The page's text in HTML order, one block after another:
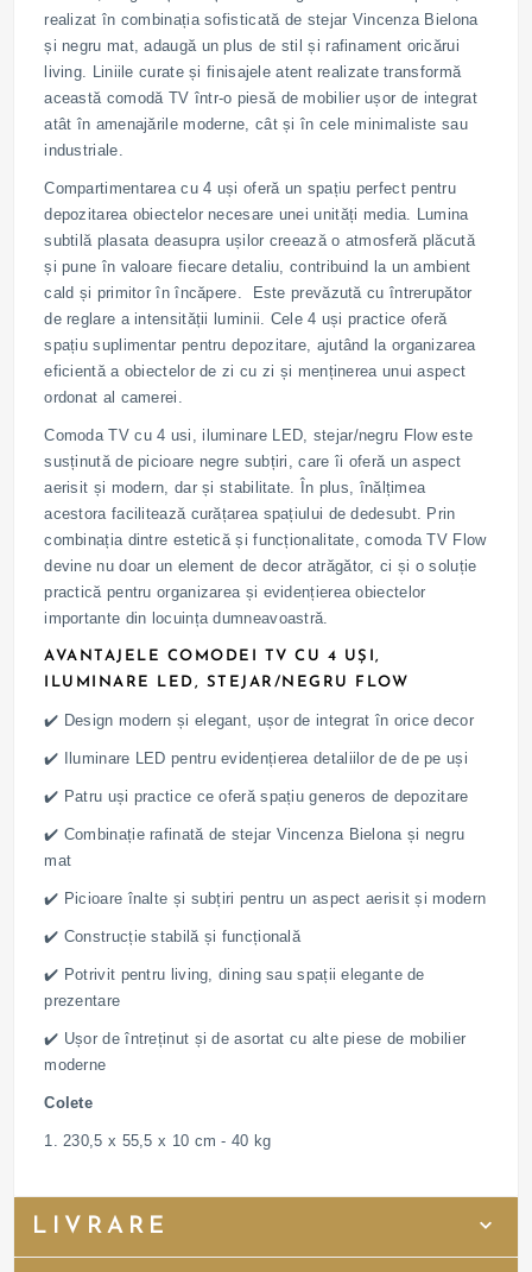
realizat în combinația sofisticată de stejar Vincenza Bielona
și negru mat, adaugă un plus de stil și rafinament oricărui
living. Liniile curate și finisajele atent realizate transformă
această comodă TV într-o piesă de mobilier ușor de integrat
atât în amenajările moderne, cât și în cele minimaliste sau
industriale.
Compartimentarea cu 4 uși oferă un spațiu perfect pentru
depozitarea obiectelor necesare unei unități media. Lumina
subtilă plasata deasupra ușilor creează o atmosferă plăcută
și pune în valoare fiecare detaliu, contribuind la un ambient
cald și primitor în încăpere. Este prevăzută cu întrerupător
de reglare a intensității luminii. Cele 4 uși practice oferă
spațiu suplimentar pentru depozitare, ajutând la organizarea
eficientă a obiectelor de zi cu zi și menținerea unui aspect
ordonat al camerei.
Comoda TV cu 4 usi, iluminare LED, stejar/negru Flow este
susținută de picioare negre subțiri, care îi oferă un aspect
aerisit și modern, dar și stabilitate. În plus, înălțimea
acestora facilitează curățarea spațiului de dedesubt. Prin
combinația dintre estetică și funcționalitate, comoda TV Flow
devine nu doar un element de decor atrăgător, ci și o soluție
practică pentru organizarea și evidențierea obiectelor
importante din locuința dumneavoastră.
AVANTAJELE COMODEI TV CU 4 UȘI,
ILUMINARE LED, STEJAR/NEGRU FLOW
✔️ Design modern și elegant, ușor de integrat în orice decor
✔️ Iluminare LED pentru evidențierea detaliilor de de pe uși
✔️ Patru uși practice ce oferă spațiu generos de depozitare
✔️ Combinație rafinată de stejar Vincenza Bielona și negru
mat
✔️ Picioare înalte și subțiri pentru un aspect aerisit și modern
✔️ Construcție stabilă și funcțională
✔️ Potrivit pentru living, dining sau spații elegante de
prezentare
✔️ Ușor de întreținut și de asortat cu alte piese de mobilier
moderne
Colete
1. 230,5 x 55,5 x 10 cm - 40 kg
LIVRARE